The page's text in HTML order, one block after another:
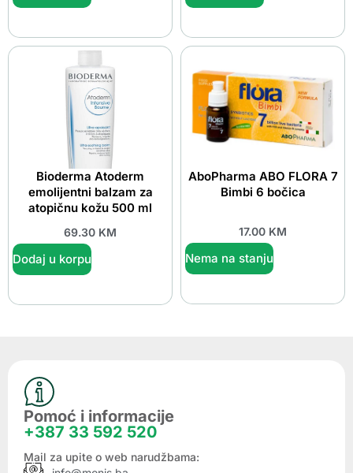
Bioderma Atoderm
emolijentni balzam za
atopičnu kožu 500 ml
69.30 KM
Dodaj u korpu
AboPharma ABO FLORA 7
Bimbi 6 bočica
17.00 KM
Nema na stanju
Pomoć i informacije
+387 33 592 520
Mail za upite o web narudžbama: